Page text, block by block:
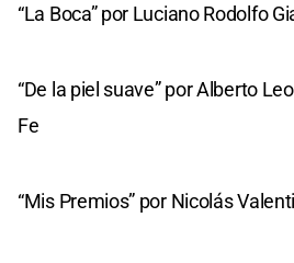
“La Boca” por Luciano Rodolfo
“De la piel suave” por Alberto
Fe
“Mis Premios” por Nicolás